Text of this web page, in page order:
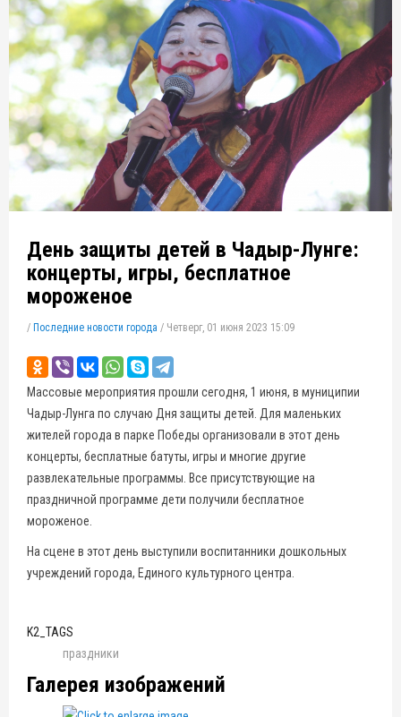
День защиты детей в Чадыр-Лунге:
концерты, игры, бесплатное
мороженое
/ Последние новости города / Четверг, 01 июня 2023 15:09
Массовые мероприятия прошли сегодня, 1 июня, в муниципии
Чадыр-Лунга по случаю Дня защиты детей. Для маленьких
жителей города в парке Победы организовали в этот день
концерты, бесплатные батуты, игры и многие другие
развлекательные программы. Все присутствующие на
праздничной программе дети получили бесплатное
мороженое.
На сцене в этот день выступили воспитанники дошкольных
учреждений города, Единого культурного центра.
K2_TAGS
праздники
Галерея изображений